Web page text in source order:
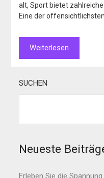
alt, Sport bietet
Eine der
Weiterlesen
SUCHEN
Neueste
Erleben Sie die